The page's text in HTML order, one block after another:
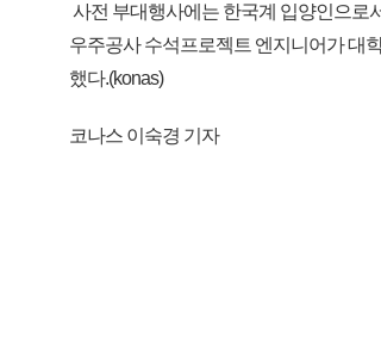
사전 부대행사에는 한국계 입양인으로
우주공사 수석프로젝트 엔지니어가 대
했다.(konas)
코나스 이숙경 기자